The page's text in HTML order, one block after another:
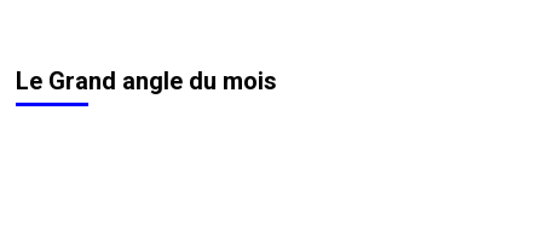
Le Grand angle du mois